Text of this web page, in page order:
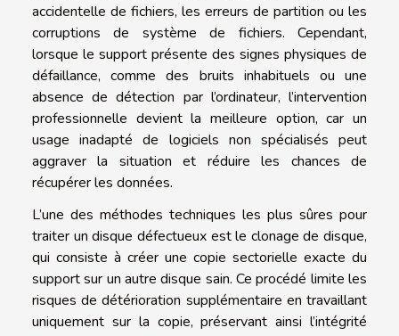
accidentelle de fichiers, les erreurs de partition ou les
corruptions de système de fichiers. Cependant,
lorsque le support présente des signes physiques de
défaillance, comme des bruits inhabituels ou une
absence de détection par l’ordinateur, l’intervention
professionnelle devient la meilleure option, car un
usage inadapté de logiciels non spécialisés peut
aggraver la situation et réduire les chances de
récupérer les données.
L’une des méthodes techniques les plus sûres pour
traiter un disque défectueux est le clonage de disque,
qui consiste à créer une copie sectorielle exacte du
support sur un autre disque sain. Ce procédé limite les
risques de détérioration supplémentaire en travaillant
uniquement sur la copie, préservant ainsi l’intégrité